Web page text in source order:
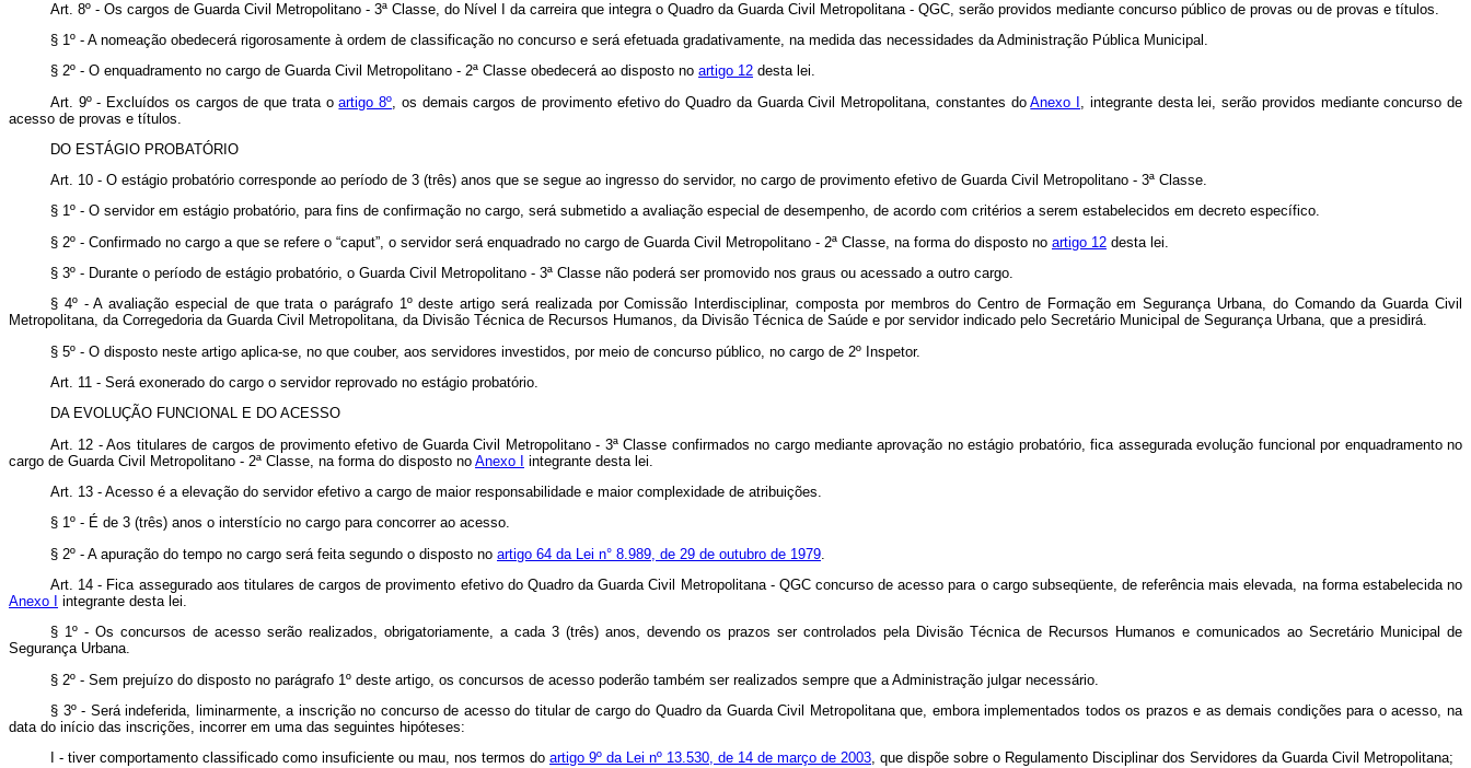
Art. 8º - Os cargos de Guarda Civil Metropolitano - 3ª Classe, do Nível I da carreira que integra o Quadro da Guarda Civil Metropolitana - QGC, serão providos mediante concurso público de provas ou de provas e títulos.
§ 1º - A nomeação obedecerá rigorosamente à ordem de classificação no concurso e será efetuada gradativamente, na medida das necessidades da Administração Pública Municipal.
§ 2º - O enquadramento no cargo de Guarda Civil Metropolitano - 2ª Classe obedecerá ao disposto no artigo 12 desta lei.
Art. 9º - Excluídos os cargos de que trata oartigo 8º , os demais cargos de provimento efetivo do Quadro da Guarda Civil Metropolitana, constantes doAnexo I , integrante desta lei, serão providos mediante concurso de
acesso de provas e títulos.
DO ESTÁGIO PROBATÓRIO
Art. 10 - O estágio probatório corresponde ao período de 3 (três) anos que se segue ao ingresso do servidor, no cargo de provimento efetivo de Guarda Civil Metropolitano - 3ª Classe.
§ 1º - O servidor em estágio probatório, para fins de confirmação no cargo, será submetido a avaliação especial de desempenho, de acordo com critérios a serem estabelecidos em decreto específico.
§ 2º - Confirmado no cargo a que se refere o “caput”, o servidor será enquadrado no cargo de Guarda Civil Metropolitano - 2ª Classe, na forma do disposto no artigo 12 desta lei.
§ 3º - Durante o período de estágio probatório, o Guarda Civil Metropolitano - 3ª Classe não poderá ser promovido nos graus ou acessado a outro cargo.
§ 4º - A avaliação especial de que trata o parágrafo 1º deste artigo será realizada por Comissão Interdisciplinar, composta por membros do Centro de Formação em Segurança Urbana, do Comando da Guarda Civil
Metropolitana, da Corregedoria da Guarda Civil Metropolitana, da Divisão Técnica de Recursos Humanos, da Divisão Técnica de Saúde e por servidor indicado pelo Secretário Municipal de Segurança Urbana, que a presidirá.
§ 5º - O disposto neste artigo aplica-se, no que couber, aos servidores investidos, por meio de concurso público, no cargo de 2º Inspetor.
Art. 11 - Será exonerado do cargo o servidor reprovado no estágio probatório.
DA EVOLUÇÃO FUNCIONAL E DO ACESSO
Art. 12 - Aos titulares de cargos de provimento efetivo de Guarda Civil Metropolitano - 3ª Classe confirmados no cargo mediante aprovação no estágio probatório, fica assegurada evolução funcional por enquadramento no
cargo de Guarda Civil Metropolitano - 2ª Classe, na forma do disposto no Anexo I
integrante desta lei.
Art. 13 - Acesso é a elevação do servidor efetivo a cargo de maior responsabilidade e maior complexidade de atribuições.
§ 1º - É de 3 (três) anos o interstício no cargo para concorrer ao acesso.
§ 2º - A apuração do tempo no cargo será feita segundo o disposto no artigo 64 da Lei n° 8.989, de 29 de outubro de 1979
Art. 14 - Fica assegurado aos titulares de cargos de provimento efetivo do Quadro da Guarda Civil Metropolitana - QGC concurso de acesso para o cargo subseqüente, de referência mais elevada, na forma estabelecida no
Anexo I
integrante desta lei.
§ 1º - Os concursos de acesso serão realizados, obrigatoriamente, a cada 3 (três) anos, devendo os prazos ser controlados pela Divisão Técnica de Recursos Humanos e comunicados ao Secretário Municipal de
Segurança Urbana.
§ 2º - Sem prejuízo do disposto no parágrafo 1º deste artigo, os concursos de acesso poderão também ser realizados sempre que a Administração julgar necessário.
§ 3º - Será indeferida, liminarmente, a inscrição no concurso de acesso do titular de cargo do Quadro da Guarda Civil Metropolitana que, embora implementados todos os prazos e as demais condições para o acesso, na
data do início das inscrições, incorrer em uma das seguintes hipóteses:
I - tiver comportamento classificado como insuficiente ou mau, nos termos do artigo 9º da Lei nº 13.530, de 14 de março de 2003, que dispõe sobre o Regulamento Disciplinar dos Servidores da Guarda Civil Metropolitana;